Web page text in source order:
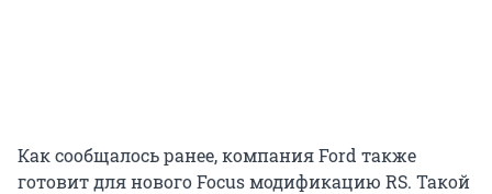
Как сообщалось ранее, компания Ford также
готовит для нового Focus модификацию RS. Такой